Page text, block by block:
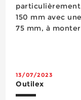
150 mm avec
75 mm, à
13/07/2023
Outilex